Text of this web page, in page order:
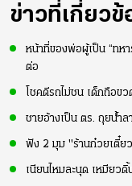
ข่าวที่เกี่ยวข้
หน้าที่ของพ่อผู้เป็น “ทห
ต่อ
โชคดีรถไม่ชน เด็กถือข
ชายอ้างเป็น ตร. ถุยน้ำล
ฟัง 2 มุม "ร้านก๋วยเตี๋ย
เนียนไหมละนุด เหมียว